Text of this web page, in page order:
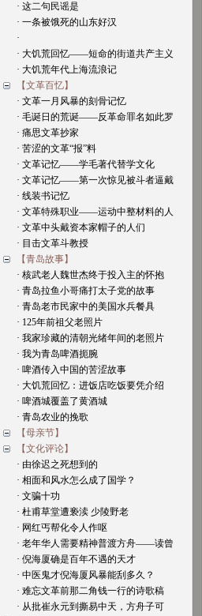
· 这二句民谣是
· 一条被饿死的山东好汉
·
· 大饥荒回忆——短命的街道共产主义
· 大饥荒年代上海流浪记
【文革百忆】
· 文革一月风暴的刻骨记忆
· 毛诞日的荒诞——反革命罪名如此罗
· 痛思文革抄家
· 苦涩的文革“报”料
· 文革记忆——学毛著代替学文化
· 文革记忆——第一次惊见被斗者逼戴
· 线装书记忆
· 文革特殊职业——运动中整材料的人
· 文革中头戴资本家帽子的人们
· 目击文革斗教授
【青岛故事】
· 核武老人魏世杰终于投入主的怀抱
· 青岛拉鱼小哥痛打太子党的故事
· 青岛老市民家中的美国水兵餐具
· 125年前祖父老照片
· 我家珍藏的清朝光绪年间的老照片
· 我为青岛啤酒扼腕
· 啤酒传入中国的苦涩故事
· 大饥荒回忆：进饭店吃饭要凭介绍
· 啤酒城覆盖了黄酒城
· 青岛农业的挽歌
【母亲节】
【文化评论】
· 由徐迟之死想到的
· 相面和风水怎么成了国学？
· 文骗十功
· 杜甫草堂遭亵渎 少陵野老
· 网红丐帮化令人作呕
· 老年华人需要精神普渡方舟——读曾
· 倪海厦确是百年不遇的天才
· 中医鬼才倪海厦风暴能刮多久？
· 难忘文革前那二角钱一行的诗歌稿
· 从批崔永元到撕易中天，方舟子可